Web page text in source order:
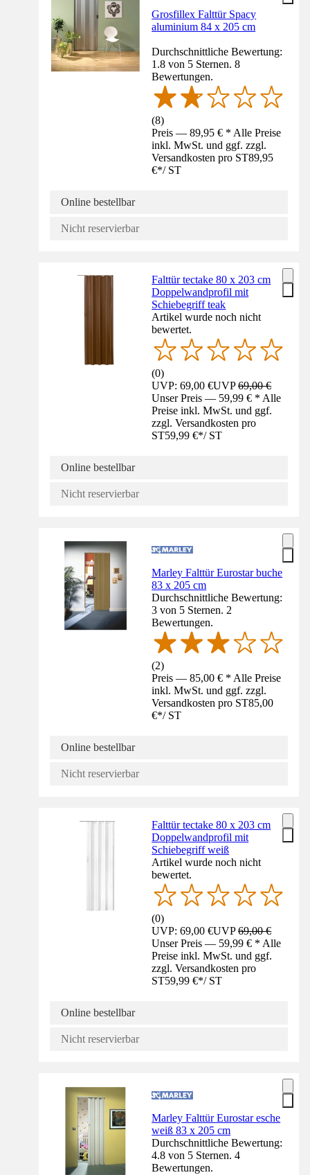
Grosfillex Falttür Spacy
aluminium 84 x 205 cm
Durchschnittliche Bewertung:
1.8 von 5 Sternen. 8
Bewertungen.
(8)
Preis — 89,95 € * Alle Preise
inkl. MwSt. und ggf. zzgl.
Versandkosten pro ST89,95
€*/ ST
Online bestellbar
Nicht reservierbar
Falttür tectake 80 x 203 cm
Doppelwandprofil mit
Schiebegriff teak
Artikel wurde noch nicht
bewertet.
(0)
UVP: 69,00 €UVP69,00 €
Unser Preis — 59,99 € * Alle
Preise inkl. MwSt. und ggf.
zzgl. Versandkosten pro
ST59,99 €*/ ST
Online bestellbar
Nicht reservierbar
Marley Falttür Eurostar buche
83 x 205 cm
Durchschnittliche Bewertung:
3 von 5 Sternen. 2
Bewertungen.
(2)
Preis — 85,00 € * Alle Preise
inkl. MwSt. und ggf. zzgl.
Versandkosten pro ST85,00
€*/ ST
Online bestellbar
Nicht reservierbar
Falttür tectake 80 x 203 cm
Doppelwandprofil mit
Schiebegriff weiß
Artikel wurde noch nicht
bewertet.
(0)
UVP: 69,00 €UVP69,00 €
Unser Preis — 59,99 € * Alle
Preise inkl. MwSt. und ggf.
zzgl. Versandkosten pro
ST59,99 €*/ ST
Online bestellbar
Nicht reservierbar
Marley Falttür Eurostar esche
weiß 83 x 205 cm
Durchschnittliche Bewertung:
4.8 von 5 Sternen. 4
Bewertungen.